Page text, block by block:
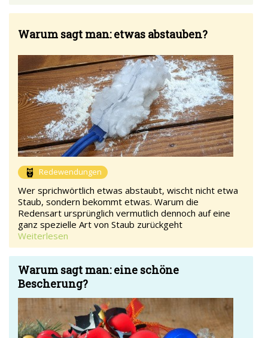
Warum sagt man: etwas abstauben?
Redewendungen
Wer sprichwörtlich etwas abstaubt, wischt nicht etwa
Staub, sondern bekommt etwas. Warum die
Redensart ursprünglich vermutlich dennoch auf eine
ganz spezielle Art von Staub zurückgeht
Weiterlesen
Warum sagt man: eine schöne
Bescherung?